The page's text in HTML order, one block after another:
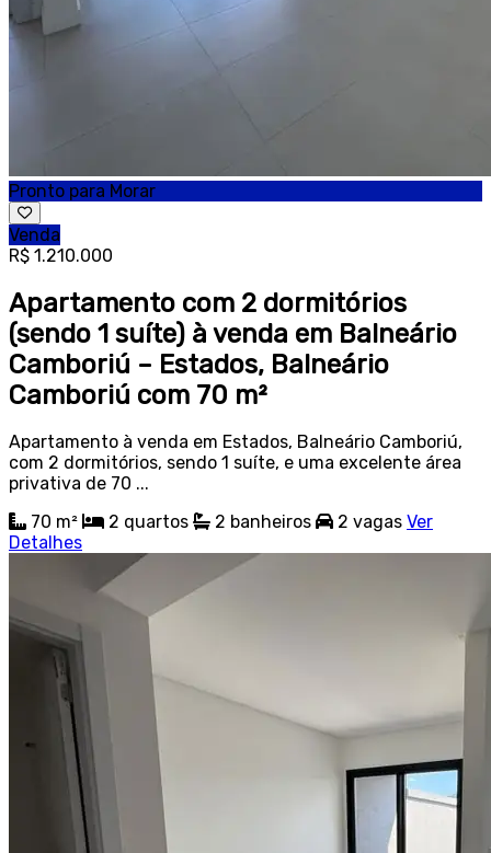
Pronto para Morar
Venda
R$ 1.210.000
Apartamento com 2 dormitórios
(sendo 1 suíte) à venda em Balneário
Camboriú – Estados, Balneário
Camboriú com 70 m²
Apartamento à venda em Estados, Balneário Camboriú,
com 2 dormitórios, sendo 1 suíte, e uma excelente área
privativa de 70 ...
70 m²
2 quartos 2 banheiros 2 vagas Ver
Detalhes